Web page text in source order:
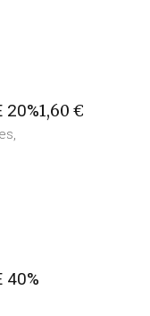
20%1,60 €
40%